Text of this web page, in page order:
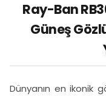
Ray-Ban
Güneş
Dünyanın en ikonik